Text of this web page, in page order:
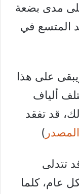
مدى بضعة
المتسع في
على هذا
ألياف
قد تفقد
المصدر )
تتدلى
عام، كلما